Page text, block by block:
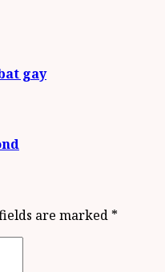
gay
are marked *